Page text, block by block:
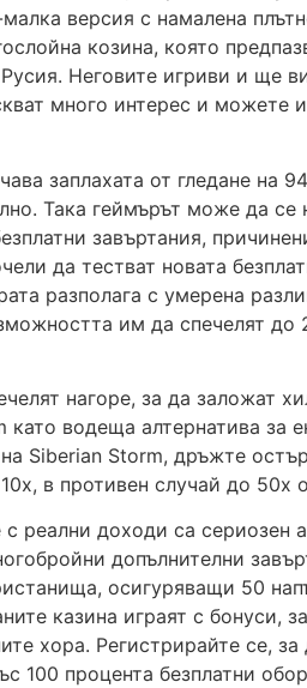
версия с намалена
козина, която
Неговите игриви и ще
много интерес и можете
заплахата от гледане на
Така геймърът може да се
завъртания,
да тестват новата
разполага с умерена
им да спечелят до
нагоре, за да заложат
водеща алтернатива за
Siberian Storm, дръжте
в противен случай до 50x
с реални доходи са сериозен
допълнителни
осигуряващи 50
казина играят с бонуси,
хора. Регистрирайте се, за
100 процента безплатни